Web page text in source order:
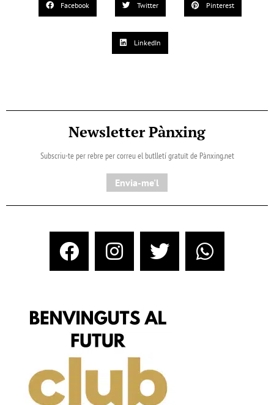
Facebook Twitter Pinterest
LinkedIn
Newsletter Pànxing
Subscriu-te per rebre per correu el butlletí gratuït de Pànxing.net​
Envia-me'l